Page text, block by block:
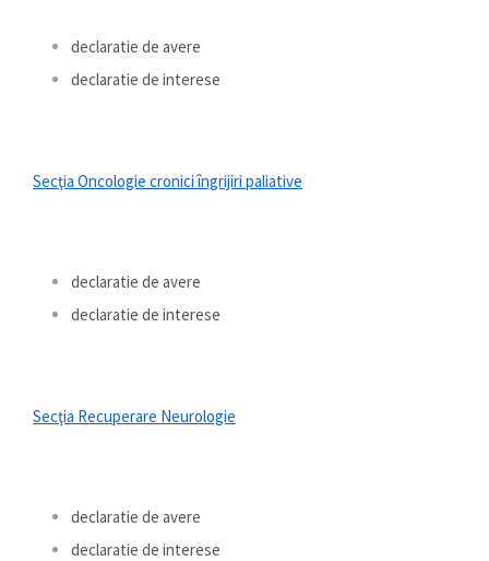
declaratie de avere
declaratie de interese
Secţia Oncologie cronici îngrijiri paliative
declaratie de avere
declaratie de interese
Secţia Recuperare Neurologie
declaratie de avere
declaratie de interese